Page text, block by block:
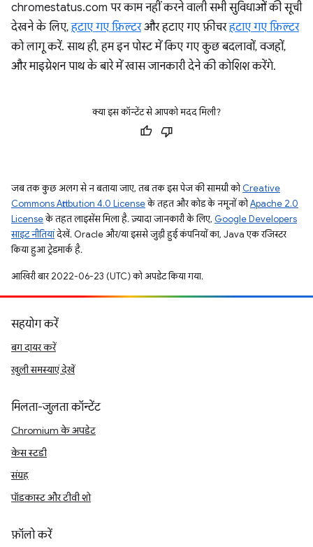
chromestatus.com पर काम नहीं करने वाली सभी सुविधाओं की सूची
देखने के लिए,हटाए गए फ़िल्टरऔर हटाए गए फ़ीचरहटाए गए फ़िल्टर
को लागू करें. साथ ही, हम इन पोस्ट में किए गए कुछ बदलावों, वजहों,
और माइग्रेशन पाथ के बारे में खास जानकारी देने की कोशिश करेंगे.
क्या इस कॉन्टेंट से आपको मदद मिली?
जब तक कुछ अलग से न बताया जाए, तब तक इस पेज की सामग्री कोCreative
Commons Attribution 4.0 Licenseके तहत और कोड के नमूनों कोApache 2.0
Licenseके तहत लाइसेंस मिला है. ज़्यादा जानकारी के लिए, Google Developers
साइट नीतियांदेखें. Oracle और/या इससे जुड़ी हुई कंपनियों का, Java एक रजिस्टर
किया हुआ ट्रेडमार्क है.
आखिरी बार 2022-06-23 (UTC) को अपडेट किया गया.
सहयोग करें
बग दायर करें
खुली समस्याएं देखें
मिलता-जुलता कॉन्टेंट
Chromium के अपडेट
केस स्टडी
संग्रह
पॉडकास्ट और टीवी शो
फ़ॉलो करें